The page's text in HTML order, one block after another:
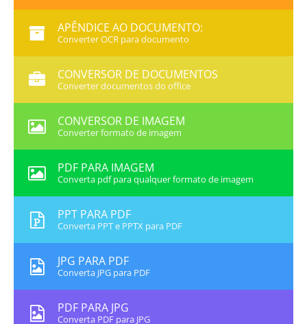
APÊNDICE AO DOCUMENTO:
Converter OCR para documento
CONVERSOR DE DOCUMENTOS
Converter documentos do office
CONVERSOR DE IMAGEM
Converter formato de imagem
PDF PARA IMAGEM
Converta pdf para qualquer formato de imagem
PPT PARA PDF
Converta PPT e PPTX para PDF
JPG PARA PDF
Converta JPG para PDF
PDF PARA JPG
Converta PDF para JPG